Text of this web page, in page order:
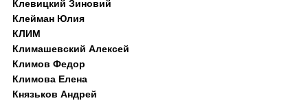
Клевицкий Зиновий
Клейман Юлия
КЛИМ
Климашевский Алексей
Климов Федор
Климова Елена
Князьков Андрей